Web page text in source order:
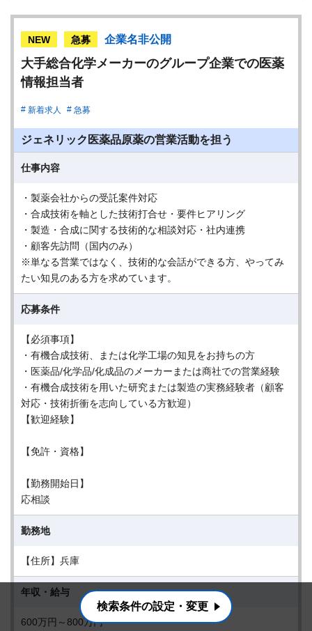
NEW 急募 企業名非公開
大手総合化学メーカーのグループ企業での医薬
情報担当者
新着求人 急募
ジェネリック医薬品原薬の営業活動を担う
仕事内容
・製薬会社からの受託案件対応
・合成技術を軸とした技術打合せ・要件ヒアリング
・製造・合成に関する技術的な相談対応・社内連携
・顧客先訪問（国内のみ）
※単なる営業ではなく、技術的な会話ができる方、やってみ
たい知見のある方を求めています。
応募条件
【必須事項】
・有機合成技術、または化学工場の知見をお持ちの方
・医薬品/化学品/化成品のメーカーまたは商社での営業経験
・有機合成技術を用いた研究または製造の実務経験者（顧客
対応・技術折衝を志向している方歓迎）
【歓迎経験】
【免許・資格】
【勤務開始日】
応相談
勤務地
【住所】兵庫
年収・給与
600万円～800万円
検索条件の設定・変更